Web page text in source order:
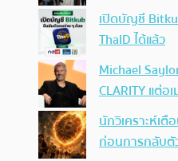
เปิดบัญชี
ThaID ได้แล้ว
Michael
CLARITY แต่
นักวิเคราะห์เ
ก่อนการกลับตั